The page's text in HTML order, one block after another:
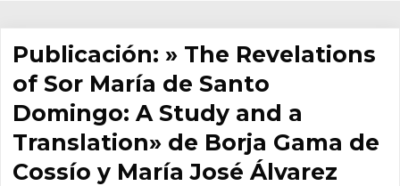
Publicación: » The Revelations
of Sor María de Santo
Domingo: A Study and a
Translation» de Borja Gama de
Cossío y María José Álvarez